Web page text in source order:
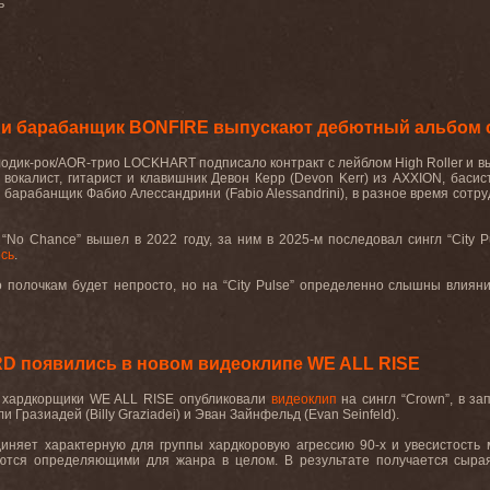
барабанщик BONFIRE выпускают дебютный альбом
рок/AOR-трио LOCKHART подписало контракт с лейблом High Roller
вокалист, гитарист и клавишник Девон Керр (Devon Kerr) из AXXION,
барабанщик Фабио Алессандрини (Fabio Alessandrini), в разное время
Chance” вышел в 2022 году, за ним в 2025-м последовал сингл “City
.
полочкам будет непросто, но на “City Pulse” определенно слышны
появились в новом видеоклипе WE ALL RISE
WE ALL RISE опубликовали видеоклип на сингл “Crown”, в
Гразиадей (Billy Graziadei) и Эван Зайнфельд (Evan Seinfeld).
характерную для группы хардкоровую агрессию 90-х и
определяющими для жанра в целом. В результате получается